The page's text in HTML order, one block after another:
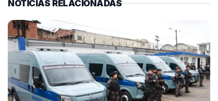
NOTICIAS RELACIONADAS